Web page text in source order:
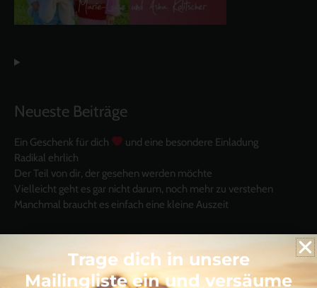
Neueste Beiträge
Ein Geschenk für dich
und eine besondere Einladung
Radikal ehrlich
Der Teil von dir, der gesehen werden möchte
Vielleicht geht es gar nicht darum, noch mehr zu verstehen
Manchmal braucht es einfach eine kleine Auszeit
Trage dich in unsere
Mailingliste ein und versäume